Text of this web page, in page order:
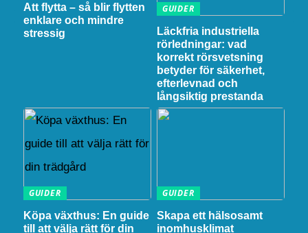
Att flytta – så blir flytten
enklare och mindre
stressig
GUIDER
Läckfria industriella
rörledningar: vad
korrekt rörsvetsning
betyder för säkerhet,
efterlevnad och
långsiktig prestanda
GUIDER
Köpa växthus: En guide
till att välja rätt för din
GUIDER
Skapa ett hälsosamt
inomhusklimat